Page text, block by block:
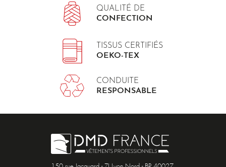
QUALITÉ DE
CONFECTION
TISSUS CERTIFIÉS
OEKO-TEX
CONDUITE
RESPONSABLE